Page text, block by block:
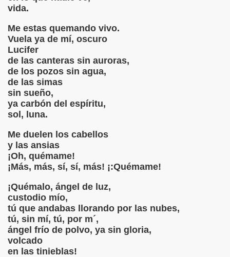
vida.
Me estas quemando vivo.
Vuela ya de mí, oscuro
Lucifer
de las canteras sin auroras,
de los pozos sin agua,
de las simas
sin sueño,
ya carbón del espíritu,
sol, luna.
Me duelen los cabellos
y las ansias
¡Oh, quémame!
¡Más, más, sí, sí, más! ¡:Quémame!
¡Quémalo, ángel de luz,
custodio mío,
tú que andabas llorando por las nubes,
tú, sin mí, tú, por m´,
ángel frío de polvo, ya sin gloria,
volcado
en las tinieblas!
MUCHO...
JOSÉ ANGEL BUESA
SOLEDAD